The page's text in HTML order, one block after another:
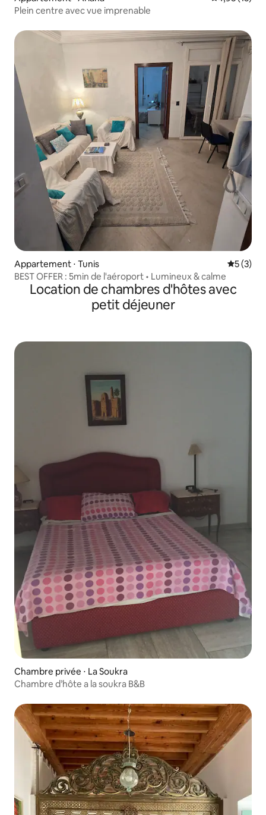
Plein centre avec vue imprenable
Appartement ⋅ Tunis
5 (3)
BEST OFFER : 5min de l'aéroport • Lumineux & calme
Location de chambres d'hôtes avec
petit déjeuner
Chambre privée ⋅ La Soukra
Chambre d’hôte a la soukra B&B